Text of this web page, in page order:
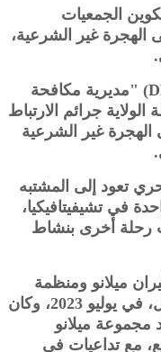
الجمعيات
الهجرة غير الشرعية،
تفترض الاعتقالات التي أصدرتها (DDA) "مديرية مكافحة
جرائم الارتباط
غير الشرعية
عبور بحري تعود إلى المشتبه
في تشيفيتافيكيا،
رحلة أخرى بنشاط
ميلانو ومنظمة
شنغهاي للتعاون، بالتعاون مع يوروبول، في يوليو 2023، وكان
ميلانو
مع تداعيات في